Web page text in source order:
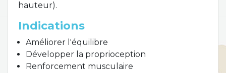
hauteur).
Indications
Améliorer l'équilibre
Développer la proprioception
Renforcement musculaire